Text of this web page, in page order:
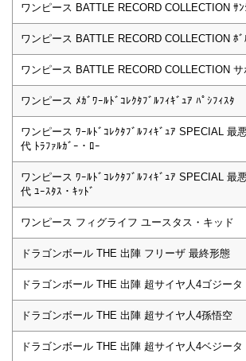
ワンピース BATTLE RECORD COLLECTION ｻ
ワンピース BATTLE RECORD COLLECTION ﾎﾞ
ワンピース BATTLE RECORD COLLECTION サ
ワンピース ﾒｶﾞﾜｰﾙﾄﾞｺﾚｸﾀﾌﾞﾙﾌｨｷﾞｭｱ ﾊﾟｼﾌｨｽﾀ
ワンピース ﾜｰﾙﾄﾞｺﾚｸﾀﾌﾞﾙﾌｨｷﾞｭｱ SPECIAL 最
代 ﾄﾗﾌｧﾙｶﾞｰ・ﾛｰ
ワンピース ﾜｰﾙﾄﾞｺﾚｸﾀﾌﾞﾙﾌｨｷﾞｭｱ SPECIAL 最
代 ﾕｰｽﾀｽ・ｷｯﾄﾞ
ワンピース フィグライフ ユースタス・キッド
ドラゴンボール THE 出陣 フリーザ 最終形態
ドラゴンボール THE 出陣 超サイヤ人4ゴジータ
ドラゴンボール THE 出陣 超サイヤ人4孫悟空
ドラゴンボール THE 出陣 超サイヤ人4ベジータ